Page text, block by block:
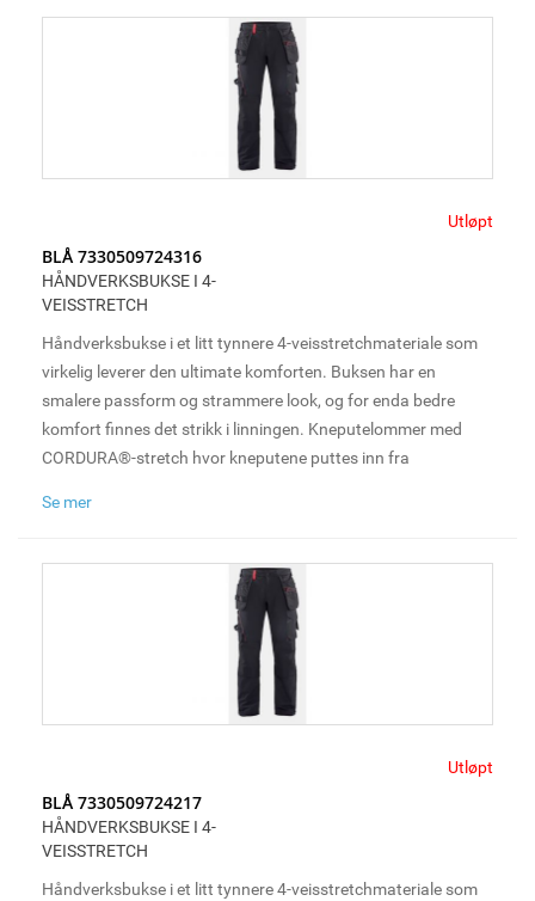
arbeidsdager.
Utløpt
BLÅ 7330509724316
HÅNDVERKSBUKSE I 4-
VEISSTRETCH
Håndverksbukse i et litt tynnere 4-veisstretchmateriale som
virkelig leverer den ultimate komforten. Buksen har en
smalere passform og strammere look, og for enda bedre
komfort finnes det strikk i linningen. Kneputelommer med
CORDURA®-stretch hvor kneputene puttes inn fra
venstre side. For økt ventilasjon har den mesh i kneet, noe
arbeidsdager.
Se mer
Utløpt
BLÅ 7330509724217
HÅNDVERKSBUKSE I 4-
VEISSTRETCH
Håndverksbukse i et litt tynnere 4-veisstretchmateriale som